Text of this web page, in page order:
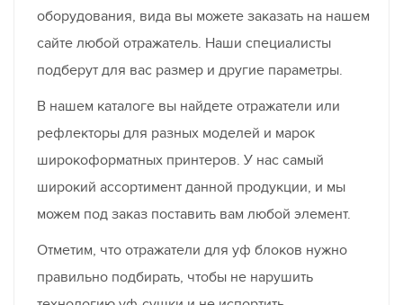
оборудования, вида вы можете заказать на нашем
сайте любой отражатель. Наши специалисты
подберут для вас размер и другие параметры.
В нашем каталоге вы найдете отражатели или
рефлекторы для разных моделей и марок
широкоформатных принтеров. У нас самый
широкий ассортимент данной продукции, и мы
можем под заказ поставить вам любой элемент.
Отметим, что отражатели для уф блоков нужно
правильно подбирать, чтобы не нарушить